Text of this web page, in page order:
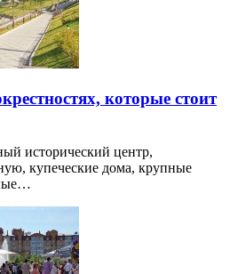
которые стоит
исторический центр,
купеческие дома, крупные